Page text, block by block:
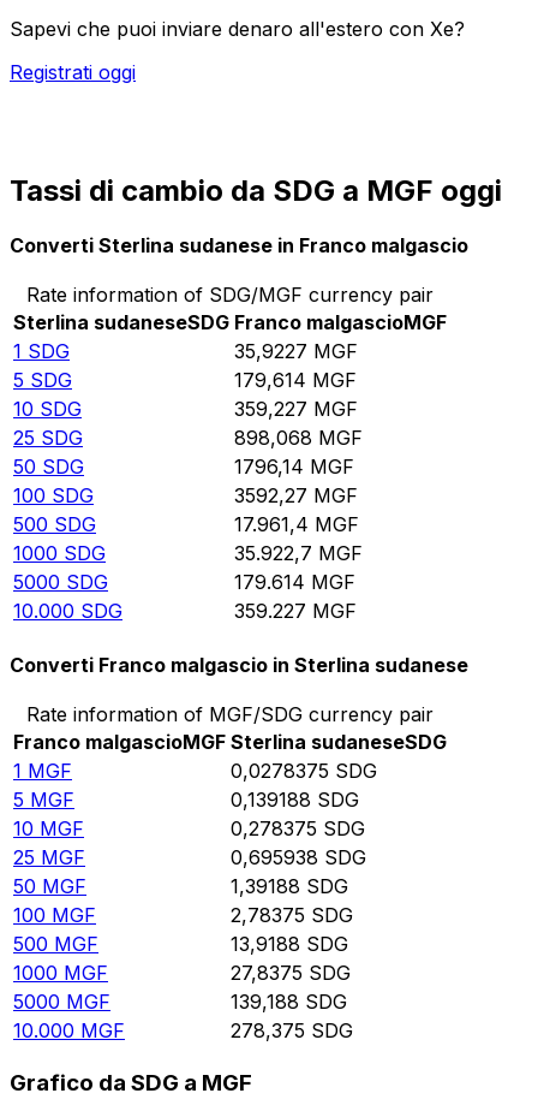
Sapevi che puoi inviare denaro all'estero con Xe?
Registrati oggi
Tassi di cambio da SDG a MGF oggi
Converti Sterlina sudanese in Franco malgascio
Rate information of SDG/MGF currency pair
Sterlina sudaneseSDG Franco malgascioMGF
1 SDG 35,9227 MGF
5 SDG 179,614 MGF
10 SDG 359,227 MGF
25 SDG 898,068 MGF
50 SDG 1796,14 MGF
100 SDG 3592,27 MGF
500 SDG 17.961,4 MGF
1000 SDG 35.922,7 MGF
5000 SDG 179.614 MGF
10.000 SDG 359.227 MGF
Converti Franco malgascio in Sterlina sudanese
Rate information of MGF/SDG currency pair
Franco malgascioMGF Sterlina sudaneseSDG
1 MGF 0,0278375 SDG
5 MGF 0,139188 SDG
10 MGF 0,278375 SDG
25 MGF 0,695938 SDG
50 MGF 1,39188 SDG
100 MGF 2,78375 SDG
500 MGF 13,9188 SDG
1000 MGF 27,8375 SDG
5000 MGF 139,188 SDG
10.000 MGF 278,375 SDG
Grafico da SDG a MGF